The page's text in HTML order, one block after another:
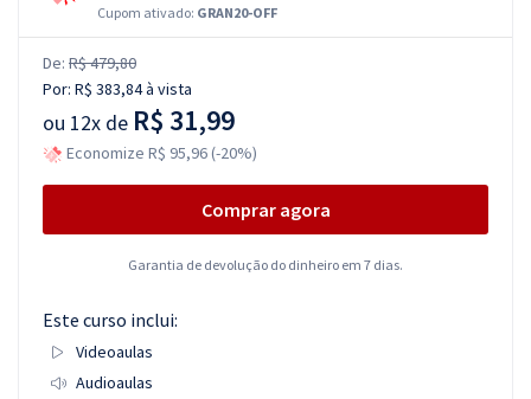
Cupom ativado: GRAN20-OFF
De: R$ 479,80
Por: R$ 383,84à vista
ou 12x de R$ 31,99
Economize R$ 95,96 (-20%)
Comprar agora
Garantia de devolução do dinheiro em 7 dias.
Este curso inclui:
Videoaulas
Audioaulas